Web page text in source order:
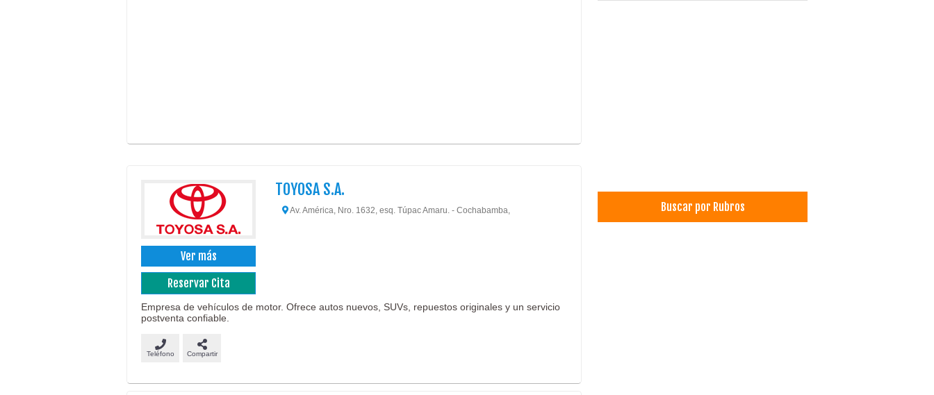
Ver más
Reservar Cita
TOYOSA S.A.
Av. América, Nro. 1632, esq. Túpac Amaru. - Cochabamba,
Empresa de vehículos de motor. Ofrece autos nuevos, SUVs, repuestos originales y un servicio
postventa confiable.
Teléfono Compartir
Buscar por Rubros